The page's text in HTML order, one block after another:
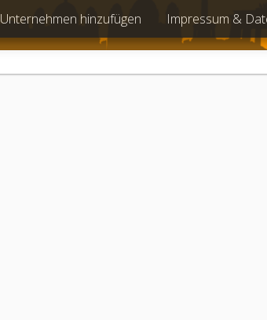
Unternehmen hinzufügen Impressum &